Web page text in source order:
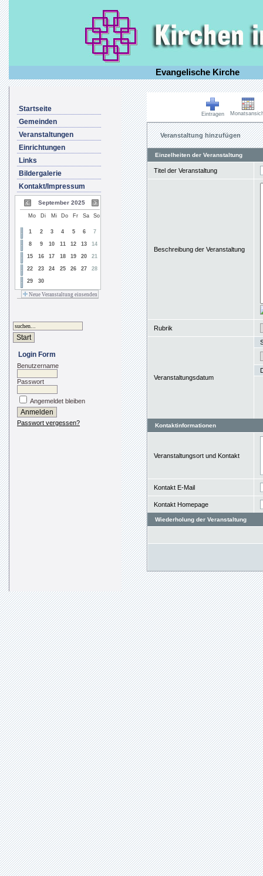
Evangelische Kirche
Startseite
Gemeinden
Veranstaltungen
Einrichtungen
Links
Bildergalerie
Kontakt/Impressum
September 2025
Mo Di Mi Do Fr Sa So
1 2 3 4 5 6 7
8 9 10 11 12 13 14
15 16 17 18 19 20 21
22 23 24 25 26 27 28
29 30
Neue Veranstaltung einsenden
Login Form
Benutzername
Passwort
Angemeldet bleiben
Passwort vergessen?
Eintragen
Veranstaltung hinzufügen
Einzelheiten der Veranstaltung
Titel der Veranstaltung
Beschreibung der Veranstaltung
Rubrik
Veranstaltungsdatum
Kontaktinformationen
Veranstaltungsort und Kontakt
Kontakt E-Mail
Kontakt Homepage
Wiederholung der Veranstaltung